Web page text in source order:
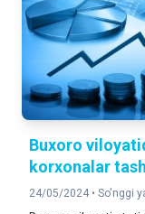
Buxoro
korxonalar
24/05/2024 • So'nggi